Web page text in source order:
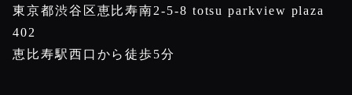
東京都渋谷区恵比寿南2-5-8 totsu parkview plaza
402
恵比寿駅西口から徒歩5分